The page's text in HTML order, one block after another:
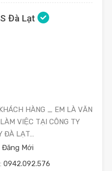
Đà Lạt
HÀNG _ EM LÀ VĂN
VIỆC TẠI CÔNG TY
ĐÀ LẠT…
Đăng Mới
0942.092.576